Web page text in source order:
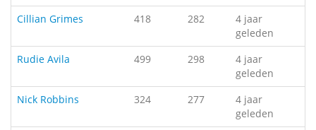
Cillian Grimes
418 282
4 jaar
geleden
Rudie Avila
499 298
4 jaar
geleden
Nick Robbins
324 277
4 jaar
geleden